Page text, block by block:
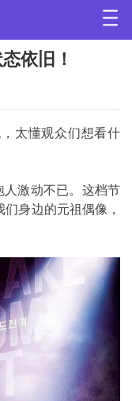
依旧！
太懂观众们想看什
激动不已。这档节
身边的元祖偶像，